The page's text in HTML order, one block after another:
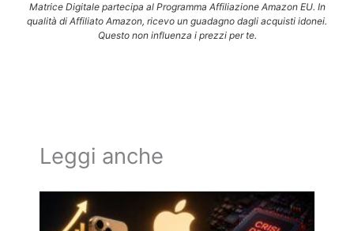
Matrice Digitale partecipa al Programma Affiliazione Amazon EU. In
qualità di Affiliato Amazon, ricevo un guadagno dagli acquisti idonei.
Questo non influenza i prezzi per te.
Leggi anche